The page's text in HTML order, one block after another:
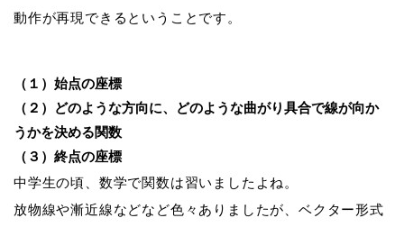
動作が再現できるということです。
（１）始点の座標
（２）どのような方向に、どのような曲がり具合で線が向か
うかを決める関数
（３）終点の座標
中学生の頃、数学で関数は習いましたよね。
放物線や漸近線などなど色々ありましたが、ベクター形式